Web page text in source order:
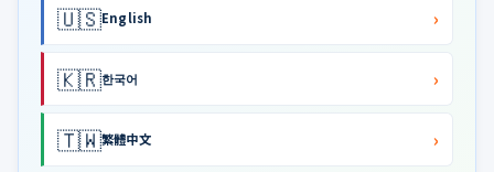
🇺🇸English ›
🇰🇷한국어 ›
🇹🇼繁體中文 ›